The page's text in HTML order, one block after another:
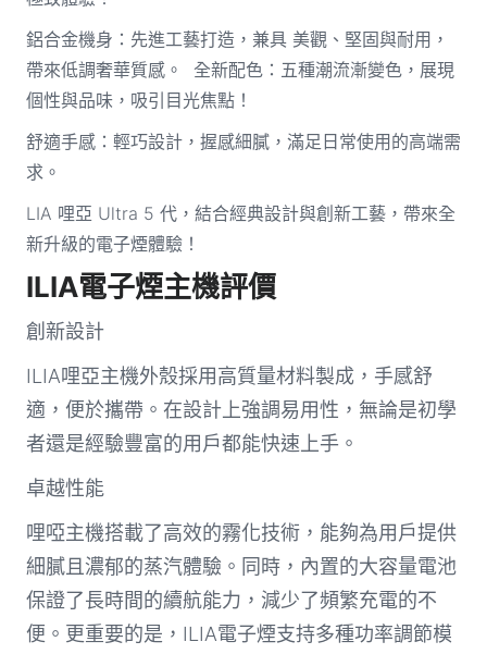
鋁合金機身：先進工藝打造，兼具 美觀、堅固與耐用，
帶來低調奢華質感。 全新配色：五種潮流漸變色，展現
個性與品味，吸引目光焦點！
舒適手感：輕巧設計，握感細膩，滿足日常使用的高端需
求。
LIA 哩亞 Ultra 5 代，結合經典設計與創新工藝，帶來全
新升級的電子煙體驗！
ILIA電子煙主機評價
創新設計
ILIA哩亞主機外殼採用高質量材料製成，手感舒
適，便於攜帶。在設計上強調易用性，無論是初學
者還是經驗豐富的用戶都能快速上手。
卓越性能
哩啞主機搭載了高效的霧化技術，能夠為用戶提供
細膩且濃郁的蒸汽體驗。同時，內置的大容量電池
保證了長時間的續航能力，減少了頻繁充電的不
便。更重要的是，ILIA電子煙支持多種功率調節模